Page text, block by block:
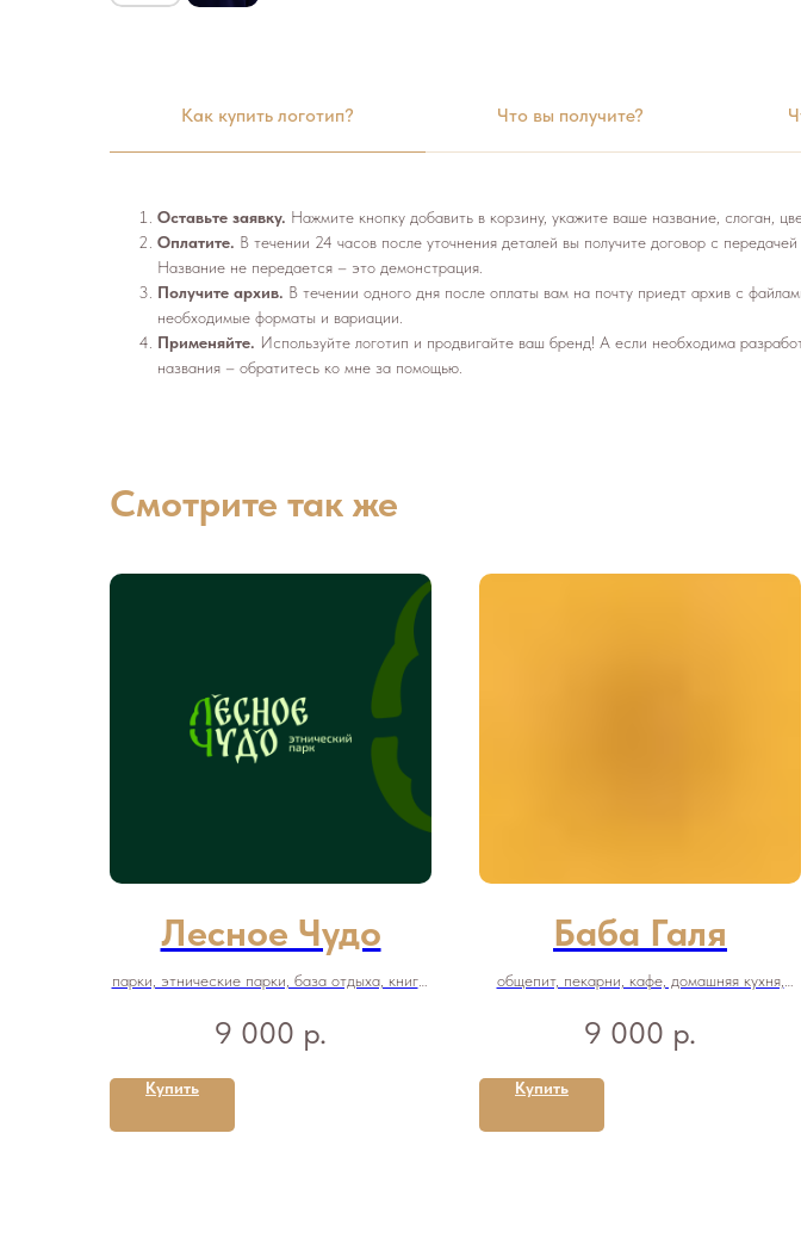
Как купить логотип? Что вы получите?
Оставьте заявку. Нажмите кнопку добавить в корзину, укажите ваше название, слоган,
Оплатите. В течении 24 часов после уточнения деталей вы получите договор с
Название не передается – это демонстрация.
Получите архив. В течении одного дня после оплаты вам на почту приедт архив с
необходимые форматы и вариации.
Применяйте. Используйте логотип и продвигайте ваш бренд! А если необходима
названия – обратитесь ко мне за помощью.
Смотрите так же
Лесное Чудо
парки, этнические парки, база отдыха, книги,
сказки, русский стиль
9 000 р.
Купить
Баба Галя
общепит, пекарни, кафе, домашняя кухня,
9 000 р.
Купить